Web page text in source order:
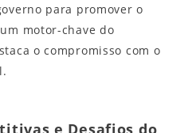
para promover o
motor-chave do
o compromisso com o
e Desafios do